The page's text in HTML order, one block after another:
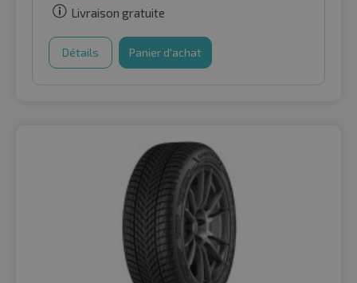
Livraison gratuite
Détails Panier d'achat